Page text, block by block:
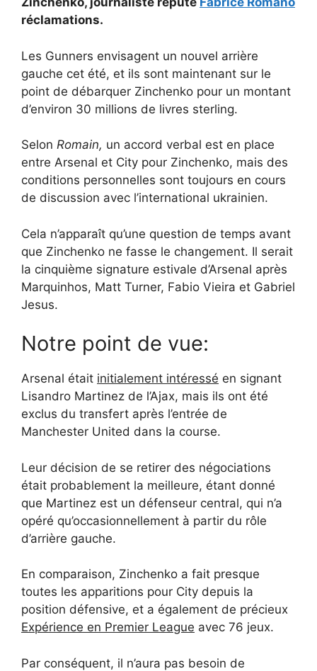
réclamations.
Les Gunners envisagent un nouvel arrière
gauche cet été, et ils sont maintenant sur le
point de débarquer Zinchenko pour un montant
d’environ 30 millions de livres sterling.
Selon Romain, un accord verbal est en place
entre Arsenal et City pour Zinchenko, mais des
conditions personnelles sont toujours en cours
de discussion avec l’international ukrainien.
Cela n’apparaît qu’une question de temps avant
que Zinchenko ne fasse le changement. Il serait
la cinquième signature estivale d’Arsenal après
Marquinhos, Matt Turner, Fabio Vieira et Gabriel
Jesus.
Notre point de vue:
Arsenal était initialement intéressé en signant
Lisandro Martinez de l’Ajax, mais ils ont été
exclus du transfert après l’entrée de
Manchester United dans la course.
Leur décision de se retirer des négociations
était probablement la meilleure, étant donné
que Martinez est un défenseur central, qui n’a
opéré qu’occasionnellement à partir du rôle
d’arrière gauche.
En comparaison, Zinchenko a fait presque
toutes les apparitions pour City depuis la
position défensive, et a également de précieux
Expérience en Premier League avec 76 jeux.
Par conséquent, il n’aura pas besoin de